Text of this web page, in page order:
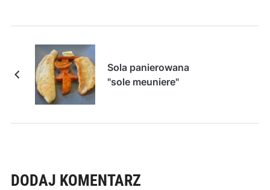
Sola panierowana
"sole meuniere"
DODAJ KOMENTARZ